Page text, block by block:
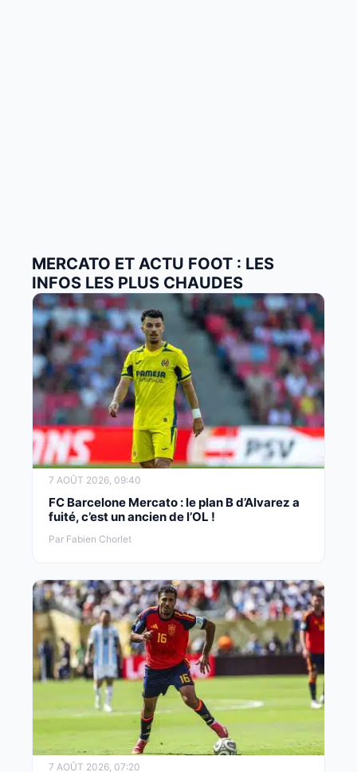
MERCATO ET ACTU FOOT : LES
INFOS LES PLUS CHAUDES
7 AOÛT 2026, 09:40
FC Barcelone Mercato : le plan B d’Alvarez a
fuité, c’est un ancien de l’OL !
Par Fabien Chorlet
7 AOÛT 2026, 07:20